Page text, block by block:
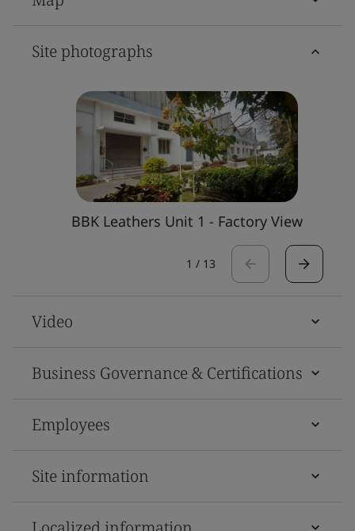
Site photographs
BBK Leathers Unit 1 - Factory View
1 / 13
Video
Business Governance & Certifications
Employees
Site information